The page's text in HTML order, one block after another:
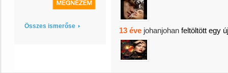
Összes ismerőse 13 éve johanjohan feltöltött egy